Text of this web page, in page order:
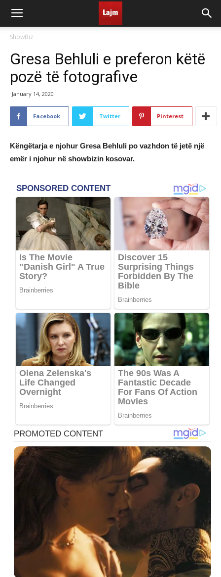
ShowBiz
Gresa Behluli e preferon këtë
pozë të fotografive
January 14, 2020
Facebook Twitter Pinterest
Këngëtarja e njohur Gresa Behluli po vazhdon të jetë një
emër i njohur në showbizin kosovar.